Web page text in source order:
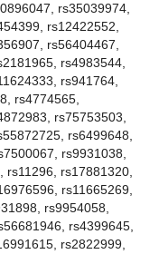
rs35039974,
rs12422552,
rs56404467,
rs4983544,
rs941764,
rs4774565,
rs75753503,
rs6499648,
rs9931038,
rs11296, rs17881320,
rs11665269,
rs9954058,
rs4399645,
rs2822999,